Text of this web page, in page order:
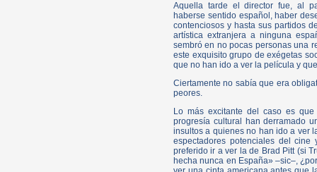
Aquella tarde el director fue, al
haberse sentido español, haber
contenciosos y hasta sus partidos
artística extranjera a ninguna
sembró en no pocas personas una
este exquisito grupo de exégetas
que no han ido a ver la película y
Ciertamente no sabía que era
peores.
Lo más excitante del caso es
progresía cultural han derramado
insultos a quienes no han ido a ver
espectadores potenciales del
preferido ir a ver la de Brad Pitt (si
hecha nunca en España» –sic–,